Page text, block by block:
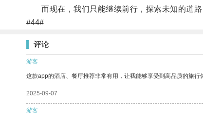
而现在，我们只能继续前行，探索未知的道路
#44#
评论
游客
这款app的酒店、餐厅推荐非常有用，让我能够享受到高品质的旅行
2025-09-07
游客